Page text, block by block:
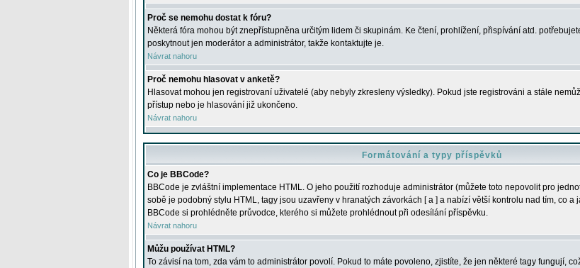
Proč se nemohu dostat k fóru?
Některá fóra mohou být znepřístupněna určitým lidem či skupinám. Ke čtení, prohlížení, přispívání atd.
poskytnout jen moderátor a administrátor, takže kontaktujte je.
Návrat nahoru
Proč nemohu hlasovat v anketě?
Hlasovat mohou jen registrovaní uživatelé (aby nebyly zkresleny výsledky). Pokud jste registrováni a stále
přístup nebo je hlasování již ukončeno.
Návrat nahoru
Formátování a typy příspěvků
Co je BBCode?
BBCode je zvláštní implementace HTML. O jeho použití rozhoduje administrátor (můžete toto nepovolit pro
sobě je podobný stylu HTML, tagy jsou uzavřeny v hranatých závorkách [ a ] a nabízí větší kontrolu nad tím, co a
BBCode si prohlédněte průvodce, kterého si můžete prohlédnout při odesílání příspěvku.
Návrat nahoru
Můžu používat HTML?
To závisí na tom, zda vám to administrátor povolí. Pokud to máte povoleno, zjistíte, že jen některé tagy fungují,